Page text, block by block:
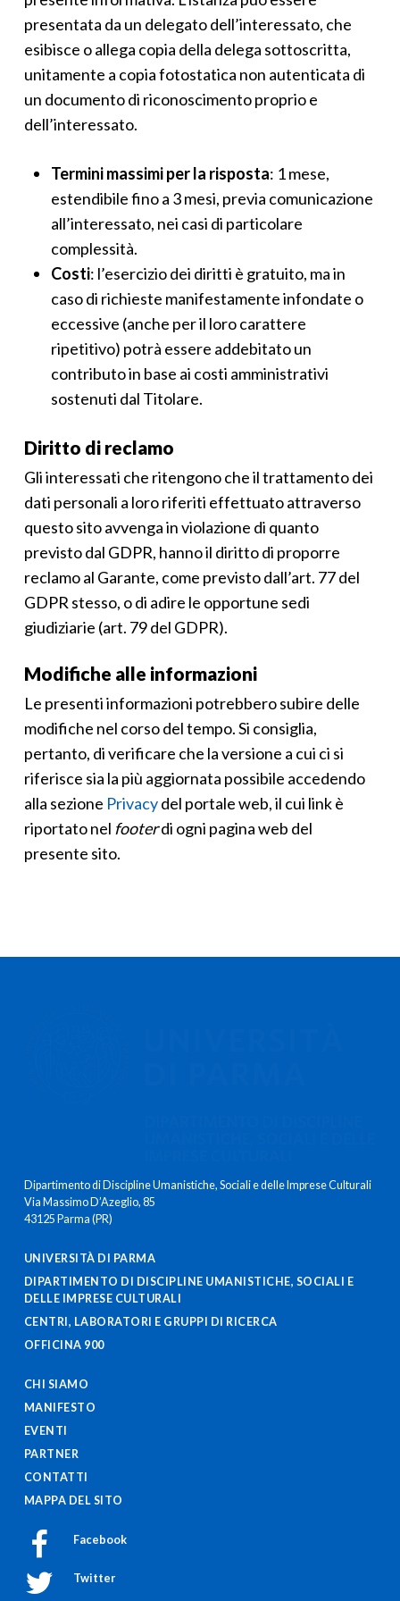
disponibili sulla loro origine;
esistenza di un processo decisionale
automatizzato, compresa la
profilazione e, almeno in tali casi,
informazioni significative sulla logica
utilizzata, nonché l’importanza e le
l’interessato.
conto della tecnologia disponibile e dei costi di
attuazione, di adottare le misure ragionevoli
per informare della richiesta dell’interessato gli
altri Titolari che stanno trattando i dati.
dell’interessato).
nel caso di trattamenti per finalità di
marketing diretto, compresa la profilazione
nella misura in cui sia connessa almarketing
stesso;
per motivi connessi alla sua situazione
particolare, nel caso di trattamenti per
statistici, salvo che il trattamento sia
necessario per l’esecuzione di un compito
di interesse pubblico.
presentata da un delegato dell’interessato, che
esibisce o allega copia della delega sottoscritta,
unitamente a copia fotostatica non autenticata di
un documento di riconoscimento proprio e
dell’interessato.
Termini massimi per la risposta: 1 mese,
estendibile fino a 3 mesi, previa comunicazione
all’interessato, nei casi di particolare
complessità.
Costi: l’esercizio dei diritti è gratuito, ma in
caso di richieste manifestamente infondate o
eccessive (anche per il loro carattere
ripetitivo) potrà essere addebitato un
contributo in base ai costi amministrativi
sostenuti dal Titolare.
Diritto di reclamo
Gli interessati che ritengono che il trattamento dei
dati personali a loro riferiti effettuato attraverso
questo sito avvenga in violazione di quanto
previsto dal GDPR, hanno il diritto di proporre
reclamo al Garante, come previsto dall’art. 77 del
GDPR stesso, o di adire le opportune sedi
giudiziarie (art. 79 del GDPR).
Modifiche alle informazioni
Le presenti informazioni potrebbero subire delle
modifiche nel corso del tempo. Si consiglia,
pertanto, di verificare che la versione a cui ci si
riferisce sia la più aggiornata possibile accedendo
alla sezione Privacydel portale web, il cui link è
riportato nel footerdi ogni pagina web del
presente sito.
Dipartimento di Discipline Umanistiche, Sociali e delle Imprese Culturali
Via Massimo D’Azeglio, 85
43125 Parma (PR)
UNIVERSITÀ DI PARMA
DIPARTIMENTO DI DISCIPLINE UMANISTICHE, SOCIALI E
DELLE IMPRESE CULTURALI
CENTRI, LABORATORI E GRUPPI DI RICERCA
OFFICINA 900
CHI SIAMO
MANIFESTO
EVENTI
PARTNER
CONTATTI
MAPPA DEL SITO
Facebook
Twitter